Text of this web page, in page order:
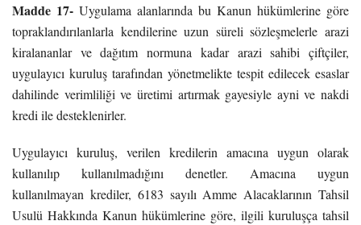
Madde 17- Uygulama alanlarında bu Kanun hükümlerine göre
topraklandırılanlarla kendilerine uzun süreli sözleşmelerle arazi
kiralananlar ve dağıtım normuna kadar arazi sahibi çiftçiler,
uygulayıcı kuruluş tarafından yönetmelikte tespit edilecek esaslar
dahilinde verimliliği ve üretimi artırmak gayesiyle ayni ve nakdi
kredi ile desteklenirler.
Uygulayıcı kuruluş, verilen kredilerin amacına uygun olarak
kullanılıp kullanılmadığını denetler. Amacına uygun
kullanılmayan krediler, 6183 sayılı Amme Alacaklarının Tahsil
Usulü Hakkında Kanun hükümlerine göre, ilgili kuruluşça tahsil